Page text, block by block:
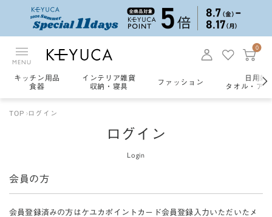
MENU
0
キッチン用品
食器
インテリア雑貨
収納・寝具
ファッション
日用雑
タオル・ア
TOP ログイン
ログイン
Login
会員の方
会員登録済みの方はケユカポイントカード会員登録入力いただいたメ